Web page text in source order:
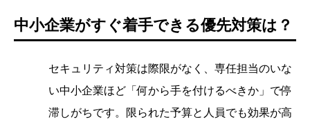
中小企業がすぐ着手できる優先対策は？
セキュリティ対策は際限がなく、専任担当のいな
い中小企業ほど「何から手を付けるべきか」で停
滞しがちです。限られた予算と人員でも効果が高